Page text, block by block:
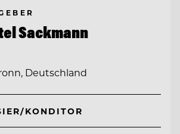
Sackmann
Deutschland
KONDITOR